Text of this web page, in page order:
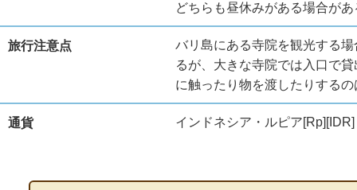
どちらも昼休みがある場合があ
旅行注意点
バリ島にある寺院を観光する
るが、大きな寺院では入口で
に触ったり物を渡したりする
通貨 インドネシア・ルピア[Rp][IDR]